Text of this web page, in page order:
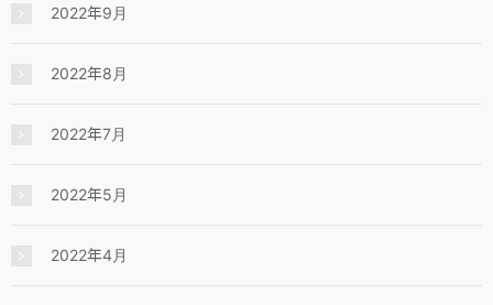
2022年9月
2022年8月
2022年7月
2022年5月
2022年4月